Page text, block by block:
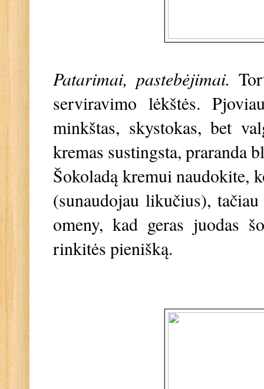
Patarimai, pastebėjimai.
serviravimo lėkštės.
minkštas, skystokas, bet
kremas sustingsta, praranda
Šokoladą kremui naudokite,
(sunaudojau likučius),
omeny, kad geras juodas
rinkitės pienišką.